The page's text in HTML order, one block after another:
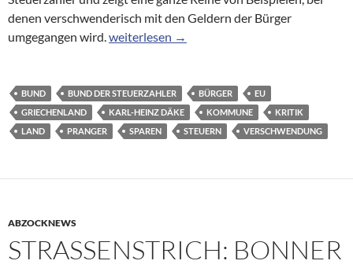
denen verschwenderisch mit den Geldern der Bürger
umgegangen wird.Schwarzbuch 2011: Steuerzahlerbund
weiterlesen →
BUND BUND DER STEUERZAHLER BÜRGER
EU
GRIECHENLAND
KARL-HEINZ DÄKE KOMMUNE
KRITIK
LAND
PRANGER SPAREN STEUERN VERSCHWENDUNG
ABZOCKNEWS
STRASSENSTRICH: BONNER P